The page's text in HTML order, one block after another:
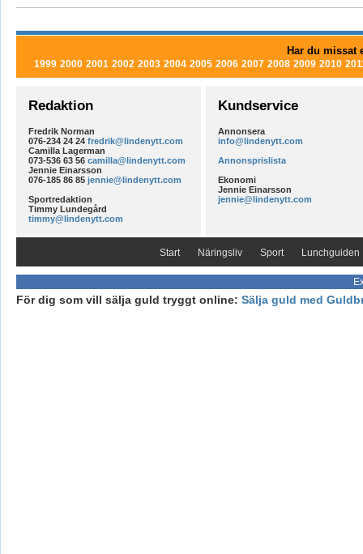
Har du missat
1999 2000 2001 2002 2003 2004 2005 2006 2007 2008 2009 2010
Redaktion
Fredrik Norman
076-234 24 24 fredrik@lindenytt.com
Camilla Lagerman
073-536 63 56 camilla@lindenytt.com
Jennie Einarsson
076-185 86 85 jennie@lindenytt.com
Sportredaktion
Timmy Lundegård
timmy@lindenytt.com
Kundservice
Annonsera
info@lindenytt.com
Annonsprislista
Ekonomi
Jennie Einarsson
jennie@lindenytt.com
Start Näringsliv Sport Lunchguiden
För dig som vill sälja guld tryggt online: Sälja guld med